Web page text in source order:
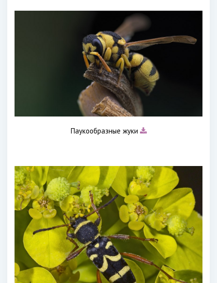
Паукообразные жуки